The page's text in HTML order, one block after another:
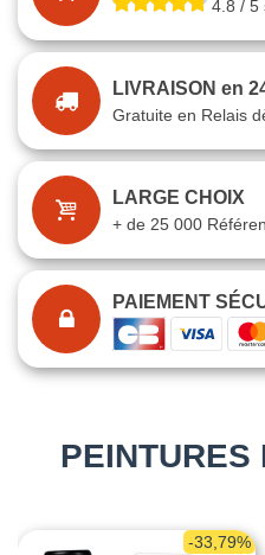
4.8 / 5
LIVRAISON en
Gratuite en Relais
LARGE CHOIX
+ de 25 000
PAIEMENT
PEINTURES
-33,79%